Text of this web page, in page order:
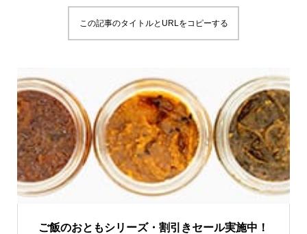
この記事のタイトルとURLをコピーする
ご飯のおともシリーズ・割引きセール実施中！